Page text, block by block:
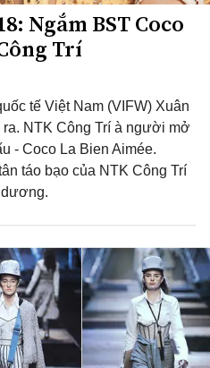
Ngắm BST Coco
Trí
tế Việt Nam (VIFW) Xuân
NTK Công Trí à người mở
- Coco La Bien Aimée.
táo bạo của NTK Công Trí